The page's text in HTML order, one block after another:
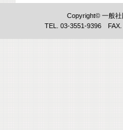
Copyright© 一般
TEL. 03-3551-9396